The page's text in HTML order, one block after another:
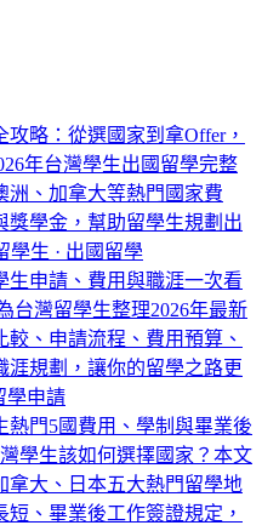
略：從選國家到拿Offer，
年台灣學生出國留學完整
洲、加拿大等熱門國家費
獎學金，幫助留學生規劃出
學生 · 出國留學
生申請、費用與職涯一次看
台灣留學生整理2026年最新
、申請流程、費用預算、
規劃，讓你的留學之路更
學申請
熱門5國費用、學制與畢業後
學生該如何選擇國家？本文
拿大、日本五大熱門留學地
、畢業後工作簽證規定，